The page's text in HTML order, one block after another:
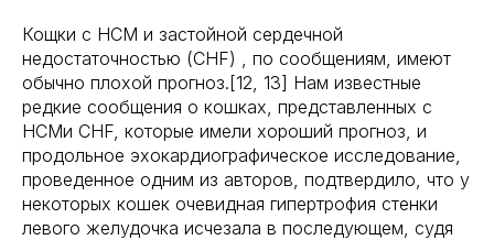
Кощки с HCM и застойной сердечной
недостаточностью (CHF) , по сообщениям, имеют
обычно плохой прогноз.[12, 13] Нам известные
редкие сообщения о кошках, представленных с
HCMи CHF, которые имели хороший прогноз, и
продольное эхокардиографическое исследование,
проведенное одним из авторов, подтвердило, что у
некоторых кошек очевидная гипертрофия стенки
левого желудочка исчезала в последующем, судя